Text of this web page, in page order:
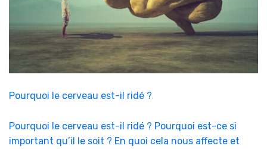
Pourquoi le cerveau est-il ridé ?
Pourquoi le cerveau est-il ridé ? Pourquoi est-ce si
important qu’il le soit ? En quoi cela nous affecte et